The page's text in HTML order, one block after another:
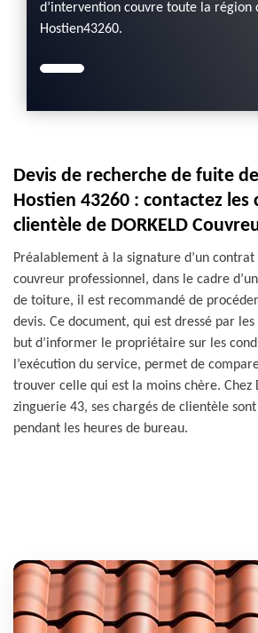
d’intervention couvre toute la région
Hostien43260.
Devis de recherche de fuite
Hostien 43260 : contactez les
clientèle de DORKELD
Préalablement à la signature d’un
couvreur professionnel, dans le cadre
de toiture, il est recommandé de
devis. Ce document, qui est dressé par
but d’informer le propriétaire sur les
l’exécution du service, permet de
trouver celle qui est la moins chère. Chez
zinguerie 43, ses chargés de clientèle
pendant les heures de bureau.